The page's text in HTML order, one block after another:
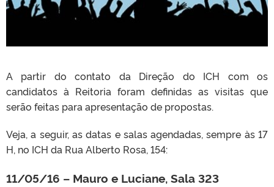
A partir do contato da Direção do ICH com os
candidatos à Reitoria foram definidas as visitas que
serão feitas para apresentação de propostas.
Veja, a seguir, as datas e salas agendadas, sempre às 17
H, no ICH da Rua Alberto Rosa, 154:
11/05/16 – Mauro e Luciane, Sala 323